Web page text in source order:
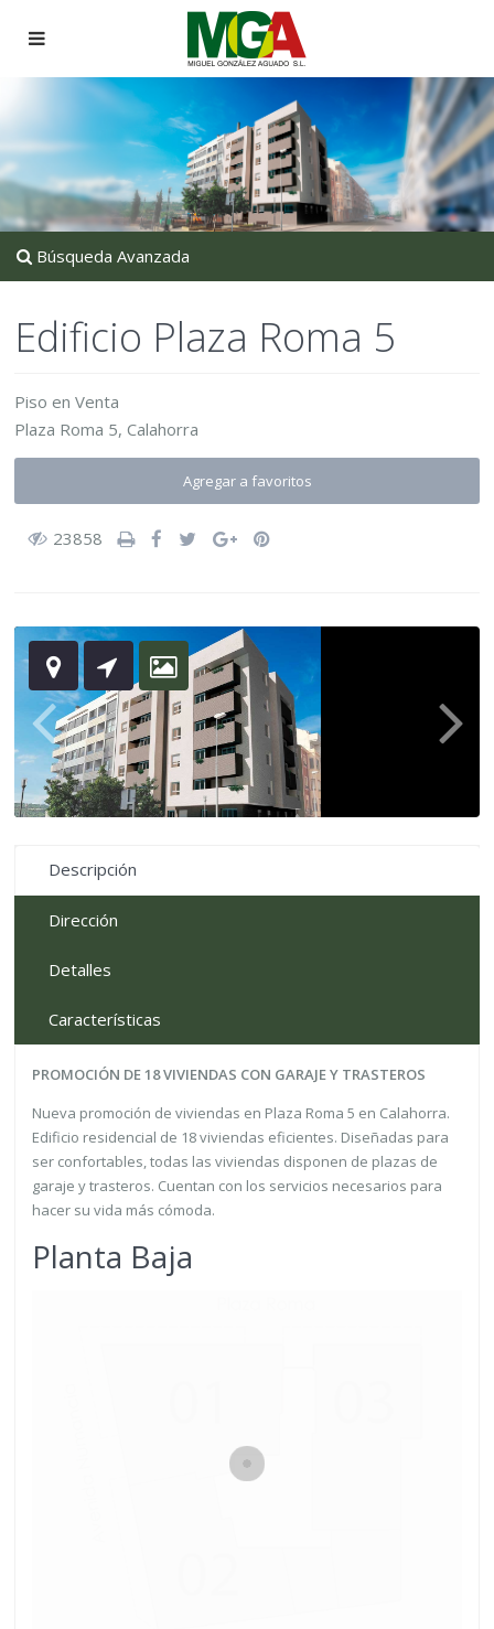
Búsqueda Avanzada
Edificio Plaza Roma 5
Piso en Venta
Plaza Roma 5, Calahorra
Agregar a favoritos
23858
Descripción
Dirección
Detalles
Características
PROMOCIÓN DE 18 VIVIENDAS CON GARAJE Y TRASTEROS
Nueva promoción de viviendas en Plaza Roma 5 en Calahorra.
Edificio residencial de 18 viviendas eficientes. Diseñadas para
ser confortables, todas las viviendas disponen de plazas de
garaje y trasteros. Cuentan con los servicios necesarios para
hacer su vida más cómoda.
Planta Baja